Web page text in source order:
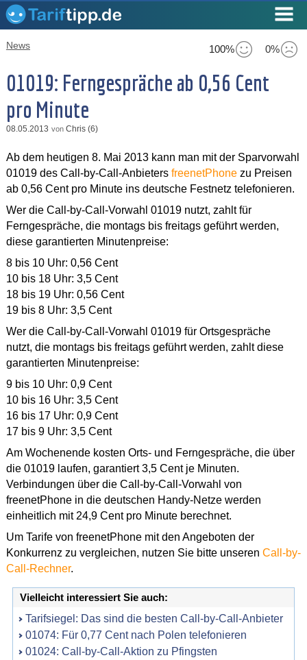
100% 0%
News
01019: Ferngespräche ab 0,56 Cent
pro Minute
08.05.2013 von Chris (6)
Ab dem heutigen 8. Mai 2013 kann man mit der Sparvorwahl
01019 des Call-by-Call-Anbieters freenetPhonezu Preisen
ab 0,56 Cent pro Minute ins deutsche Festnetz telefonieren.
Wer die Call-by-Call-Vorwahl 01019 nutzt, zahlt für
Ferngespräche, die montags bis freitags geführt werden,
diese garantierten Minutenpreise:
8 bis 10 Uhr: 0,56 Cent
10 bis 18 Uhr: 3,5 Cent
18 bis 19 Uhr: 0,56 Cent
19 bis 8 Uhr: 3,5 Cent
Wer die Call-by-Call-Vorwahl 01019 für Ortsgespräche
nutzt, die montags bis freitags geführt werden, zahlt diese
garantierten Minutenpreise:
9 bis 10 Uhr: 0,9 Cent
10 bis 16 Uhr: 3,5 Cent
16 bis 17 Uhr: 0,9 Cent
17 bis 9 Uhr: 3,5 Cent
Am Wochenende kosten Orts- und Ferngespräche, die über
die 01019 laufen, garantiert 3,5 Cent je Minuten.
Verbindungen über die Call-by-Call-Vorwahl von
freenetPhone in die deutschen Handy-Netze werden
einheitlich mit 24,9 Cent pro Minute berechnet.
Um Tarife von freenetPhone mit den Angeboten der
Konkurrenz zu vergleichen, nutzen Sie bitte unseren Call-by-
Call-Rechner.
Vielleicht interessiert Sie auch:
Tarifsiegel: Das sind die besten Call-by-Call-Anbieter
01074: Für 0,77 Cent nach Polen telefonieren
01024: Call-by-Call-Aktion zu Pfingsten